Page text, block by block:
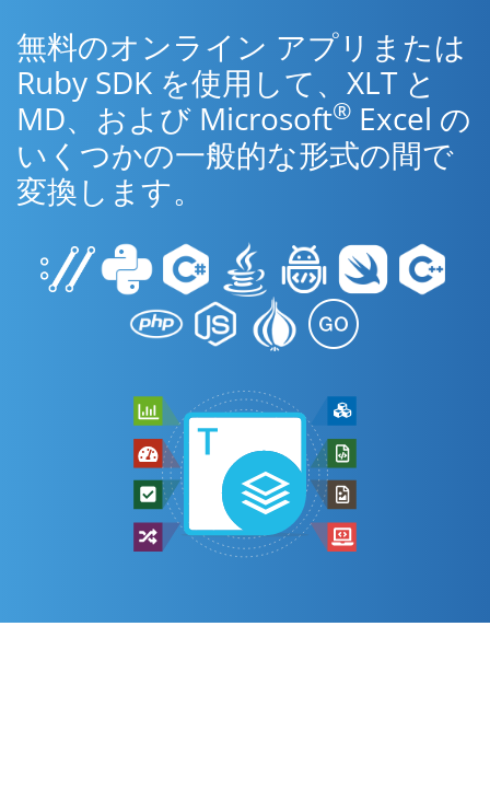
無料のオンライン アプリまたは
Ruby SDK を使用して、XLT と
MD、および Microsoft® Excel の
いくつかの一般的な形式の間で
変換します。